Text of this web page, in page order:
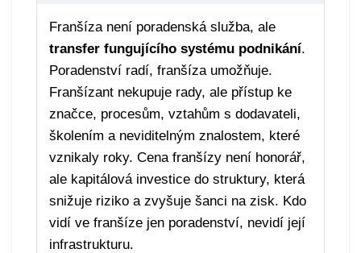
Franšíza není poradenská služba, ale
transfer fungujícího systému podnikání.
Poradenství radí, franšíza umožňuje.
Franšízant nekupuje rady, ale přístup ke
značce, procesům, vztahům s dodavateli,
školením a neviditelným znalostem, které
vznikaly roky. Cena franšízy není honorář,
ale kapitálová investice do struktury, která
snižuje riziko a zvyšuje šanci na zisk. Kdo
vidí ve franšíze jen poradenství, nevidí její
infrastrukturu.